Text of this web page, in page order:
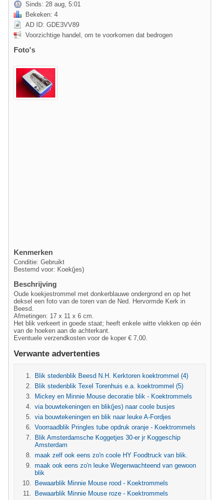
Sinds: 28 aug, 5:01
Bekeken: 4
AD ID: GDE3VV89
Voorzichtige handel, om te voorkomen dat bedrogen
Foto's
Kenmerken
Conditie: Gebruikt
Bestemd voor: Koek(jes)
Beschrijving
Oude koekjestrommel met donkerblauwe ondergrond en op het
deksel een foto van de toren van de Ned. Hervormde Kerk in
Beesd.
Afmetingen: 17 x 11 x 6 cm.
Het blik verkeert in goede staat; heeft enkele witte vlekken op één
van de hoeken aan de achterkant.
Eventuele verzendkosten voor de koper € 7,00.
Verwante advertenties
Blik stedenblik Beesd N.H. Kerktoren koektrommel (4)
Blik stedenblik Texel Torenhuis e.a. koektrommel (5)
Mickey en Minnie Mouse decoratie blik - Koektrommels
via bouwtekeningen en blik(jes) naar coole busjes
via bouwtekeningen en blik naar leuke A-Fordjes
Voorraadblik Pringles tube opdruk oranje - Koektrommels
Blik Amsterdamsche Koggetjes 30-er jr Koggeschip
Amsterdam
maak zelf ook eens zo'n coole HY Foodtruck van blik.
maak ook eens zo'n leuke Wegenwachteend van gewoon
blik
Bewaarblik Minnie Mouse rood - Koektrommels
Bewaarblik Minnie Mouse roze - Koektrommels